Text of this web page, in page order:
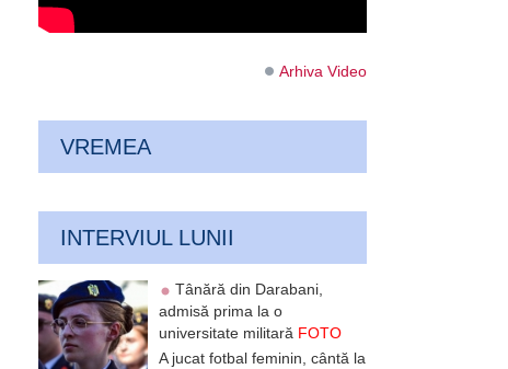
Arhiva Video
VREMEA
INTERVIUL LUNII
Tânără din Darabani,
admisă prima la o
universitate militară FOTO
A jucat fotbal feminin, cântă la